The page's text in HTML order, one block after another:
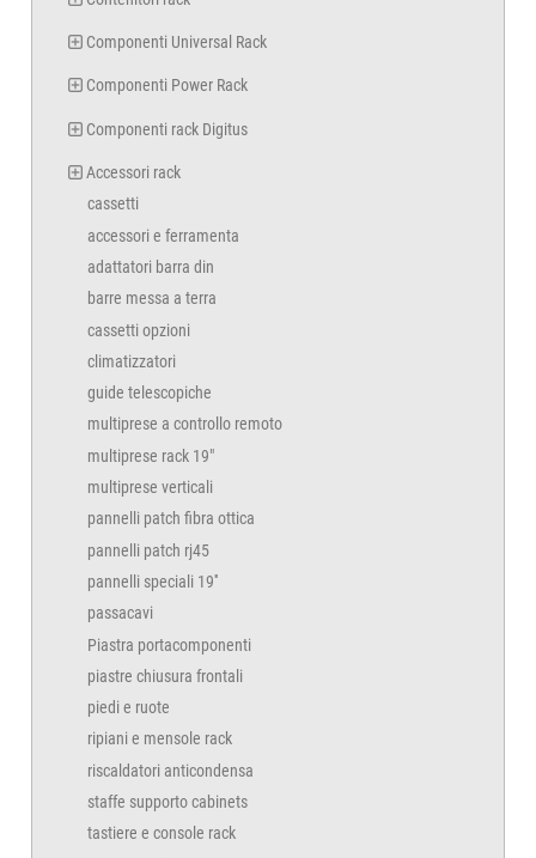
Componenti Universal Rack
Componenti Power Rack
Componenti rack Digitus
Accessori rack
cassetti
accessori e ferramenta
adattatori barra din
barre messa a terra
cassetti opzioni
climatizzatori
guide telescopiche
multiprese a controllo remoto
multiprese rack 19"
multiprese verticali
pannelli patch fibra ottica
pannelli patch rj45
pannelli speciali 19''
passacavi
Piastra portacomponenti
piastre chiusura frontali
piedi e ruote
ripiani e mensole rack
riscaldatori anticondensa
staffe supporto cabinets
tastiere e console rack